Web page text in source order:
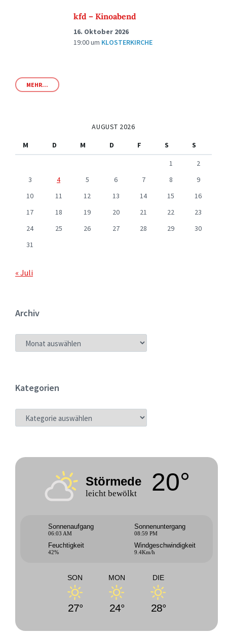
kfd – Kinoabend
16. Oktober 2026
19:00um KLOSTERKIRCHE
MEHR...
AUGUST 2026
M
D M D F S
S
1
2
3
4 5 6 7 8
9
10
11 12 13 14 15
16
17
18 19 20 21 22
23
24
25 26 27 28 29
30
31
« Juli
Archiv
ARCHIV
Kategorien
KATEGORIEN
Störmede
leicht bewölkt 20°
Sonnenaufgang
06:03 AM
Sonnenuntergang
08:59 PM
Feuchtigkeit
42%
Windgeschwindigkeit
9.4Km/h
SON
27°
MON
24°
DIE
28°